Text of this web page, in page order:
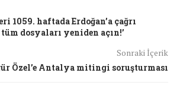
1059. haftada Erdoğan’a çağrı
dosyaları yeniden açın!’
Sonraki İçerik
Özel’e Antalya mitingi soruşturması